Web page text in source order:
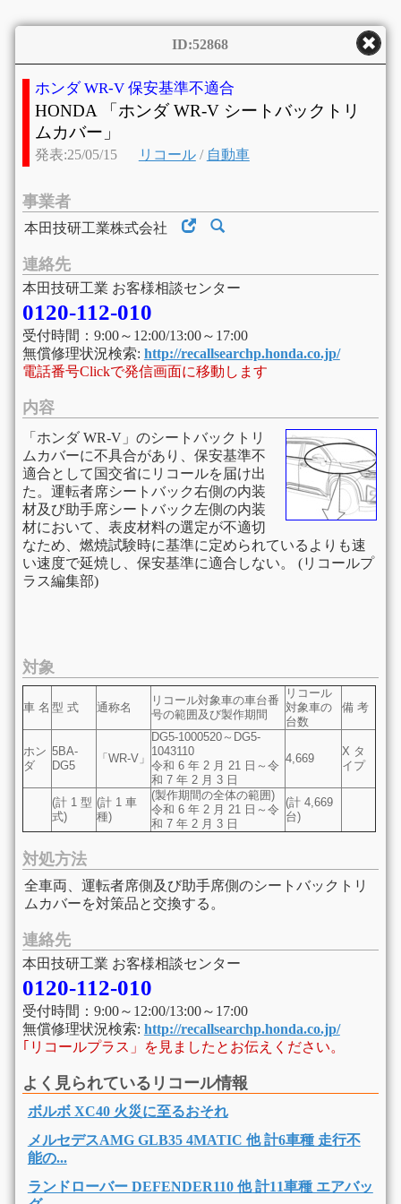
ID:52868
ホンダ WR-V 保安基準不適合
HONDA 「ホンダ WR-V シートバックトリ
ムカバー」
発表:25/05/15 リコール/ 自動車
事業者
本田技研工業株式会社
連絡先
本田技研工業 お客様相談センター
0120-112-010
受付時間：9:00～12:00/13:00～17:00
無償修理状況検索: http://recallsearchp.honda.co.jp/
電話番号Clickで発信画面に移動します
内容
「ホンダ WR-V」のシートバックトリ
ムカバーに不具合があり、保安基準不
適合として国交省にリコールを届け出
た。運転者席シートバック右側の内装
材及び助手席シートバック左側の内装
材において、表皮材料の選定が不適切
なため、燃焼試験時に基準に定められているよりも速
い速度で延焼し、保安基準に適合しない。 (リコールプ
ラス編集部)
対象
車 名 型 式 通称名
リコール対象車の車台番
号の範囲及び製作期間
リコール
対象車の
台数
備 考
ホン
ダ
5BA-
DG5
「WR-V」
DG5-1000520～DG5-
1043110
令和 6 年 2 月 21 日～令
和 7 年 2 月 3 日
4,669
X タ
イプ
(計 1 型
式)
(計 1 車
種)
(製作期間の全体の範囲)
令和 6 年 2 月 21 日～令
和 7 年 2 月 3 日
(計 4,669
台)
対処方法
全車両、運転者席側及び助手席側のシートバックトリ
ムカバーを対策品と交換する。
連絡先
本田技研工業 お客様相談センター
0120-112-010
受付時間：9:00～12:00/13:00～17:00
無償修理状況検索: http://recallsearchp.honda.co.jp/
｢リコールプラス」を見ましたとお伝えください。
よく見られているリコール情報
ボルボ XC40 火災に至るおそれ
メルセデスAMG GLB35 4MATIC 他 計6車種 走行不
能の...
ランドローバー DEFENDER110 他 計11車種 エアバッ